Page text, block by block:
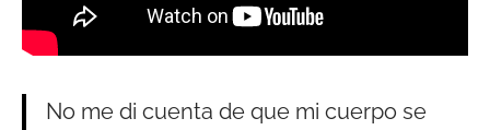
No me di cuenta de que mi cuerpo se